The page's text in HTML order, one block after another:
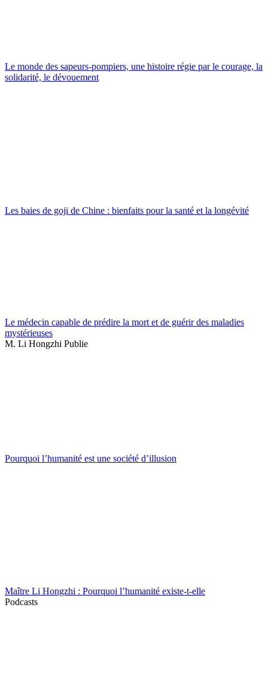
Le monde des sapeurs-pompiers, une histoire régie par le courage, la
solidarité, le dévouement
Les baies de goji de Chine : bienfaits pour la santé et la longévité
Le médecin capable de prédire la mort et de guérir des maladies
mystérieuses
M. Li Hongzhi Publie
Pourquoi l’humanité est une société d’illusion
Maître Li Hongzhi : Pourquoi l’humanité existe-t-elle
Podcasts